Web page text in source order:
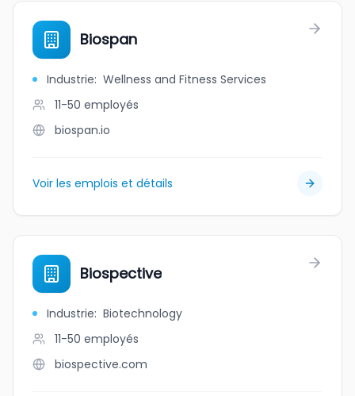
Biospan
Industrie: Wellness and Fitness Services
11-50 employés
biospan.io
Voir les emplois et détails
Biospective
Industrie: Biotechnology
11-50 employés
biospective.com